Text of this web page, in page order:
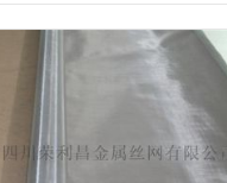
会员注册： 第 9 年
经营模式：